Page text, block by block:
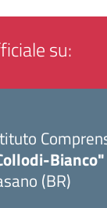
su:
Bianco"
(BR)